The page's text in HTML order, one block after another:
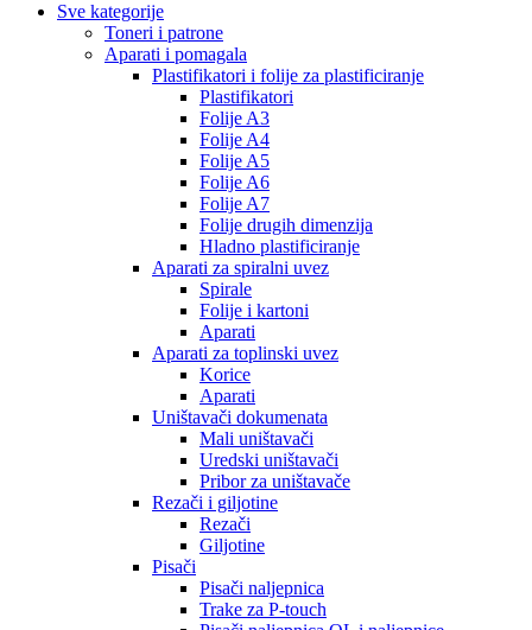
Sve kategorije
Toneri i patrone
Aparati i pomagala
Plastifikatori i folije za plastificiranje
Plastifikatori
Folije A3
Folije A4
Folije A5
Folije A6
Folije A7
Folije drugih dimenzija
Hladno plastificiranje
Aparati za spiralni uvez
Spirale
Folije i kartoni
Aparati
Aparati za toplinski uvez
Korice
Aparati
Uništavači dokumenata
Mali uništavači
Uredski uništavači
Pribor za uništavače
Rezači i giljotine
Rezači
Giljotine
Pisači
Pisači naljepnica
Trake za P-touch